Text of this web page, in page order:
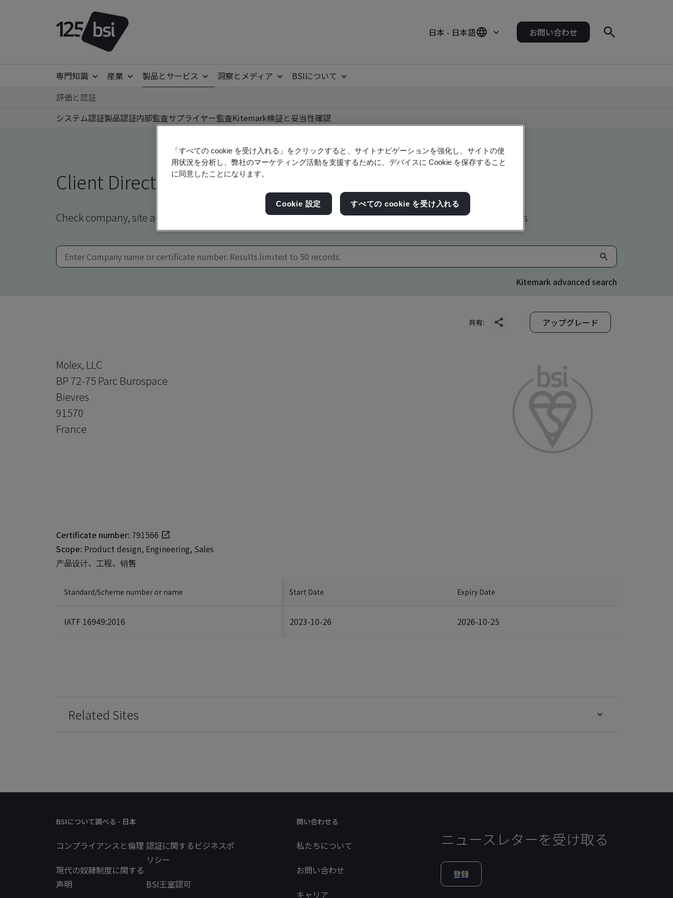
日本 - 日本語 お問い合わせ
専門知識 産業 製品とサービス 洞察とメディア
BSIについて
評価と認証
システム認証製品認証内部監査サプライヤー監査Kitemark検証と妥当性確認
Client Directory profile
Check company, site and product certificates - Validation and Verification, Japanese and global companies
Kitemark advanced search
共有: アップグレード
Molex, LLC
BP 72-75 Parc Burospace
Bievres
91570
France
Certificate number: 791566
Scope: Product design, Engineering, Sales
产品设计、工程、销售
Standard/Scheme number or name Start Date Expiry Date
IATF 16949:2016 2023-10-26 2026-10-25
Related Sites
BSIについて調べる - 日本
コンプライアンスと倫理
現代の奴隷制度に関する
声明
認証に関するビジネスポ
リシー
BSI王室認可
問い合わせる
私たちについて
お問い合わせ
キャリア
ニュースレターを受け取る
登録
「すべての cookie を受け入れる」をクリックすると、サイトナビゲーションを強化し、サイトの使
用状況を分析し、弊社のマーケティング活動を支援するために、デバイスに Cookie を保存すること
に同意したことになります。
Cookie 設定 すべての cookie を受け入れる